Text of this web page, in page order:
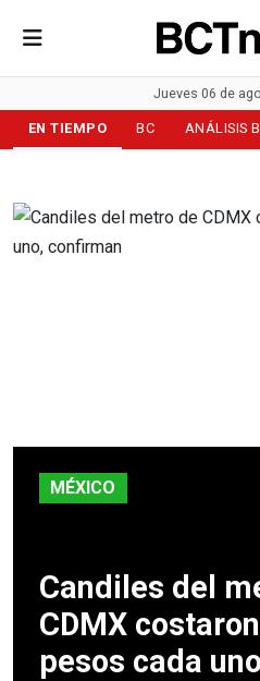
Jueves 06 de
EN TIEMPO BC ANÁLISIS
MÉXICO
Candiles del
CDMX
pesos cada